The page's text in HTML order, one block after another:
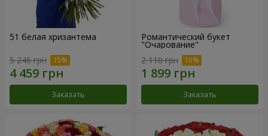
51 белая хризантема
5 246 грн
Заказать
Романтический букет
"Очарование"
2 110 грн
Заказать